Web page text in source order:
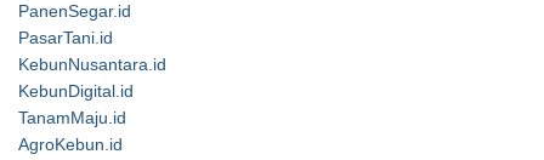
PanenSegar.id
PasarTani.id
KebunNusantara.id
KebunDigital.id
TanamMaju.id
AgroKebun.id